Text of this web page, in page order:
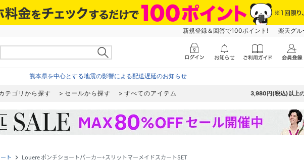
新規登録＆回答で100ポイント! 楽天グル
熊本県を中心とする地震の影響による配送遅延のお知らせ
テゴリから探す セールから探す すべてのアイテム 3,980円(税込)以上
ト navigate_next Louere ポンチショートパーカー+スリットマーメイドスカートSET